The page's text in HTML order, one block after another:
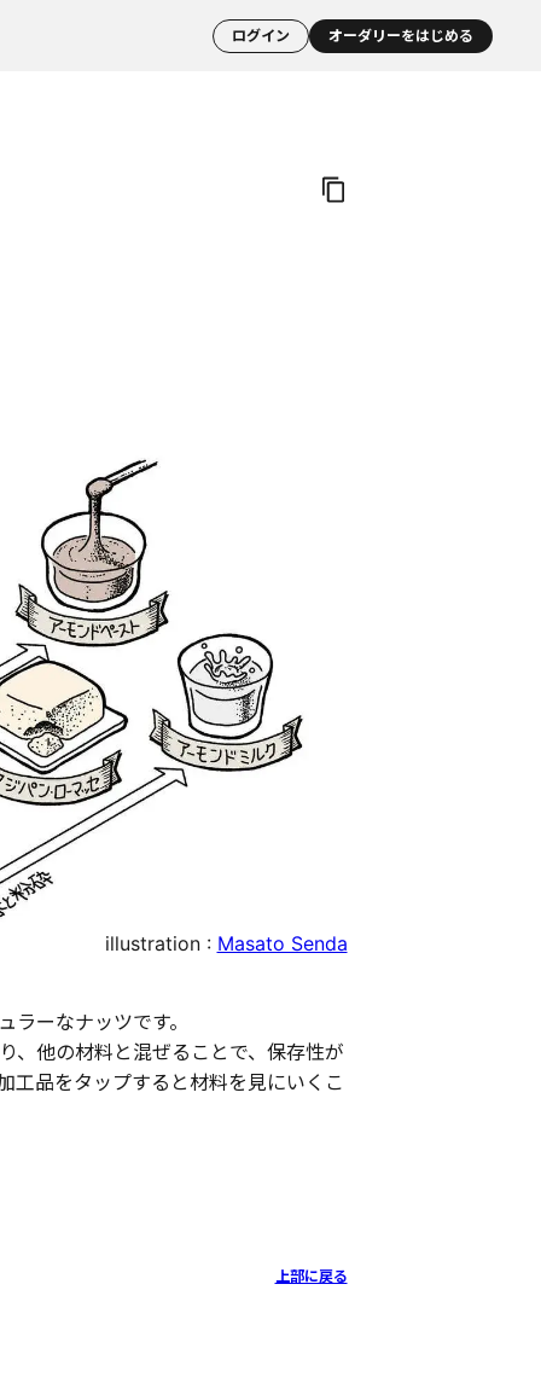
ログイン オーダリーをはじめる
illustration : Masato Senda
ーなナッツです。
、他の材料と混ぜることで、保存性が
工品をタップすると材料を見にいくこ
上部に戻る